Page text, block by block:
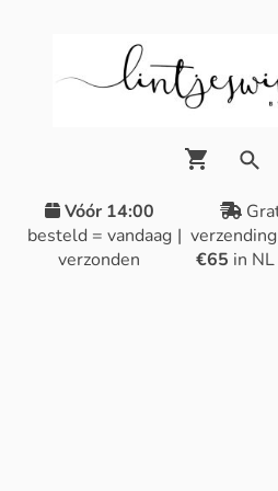
Vóór 14:00
besteld = vandaag
verzonden
|
€65 in